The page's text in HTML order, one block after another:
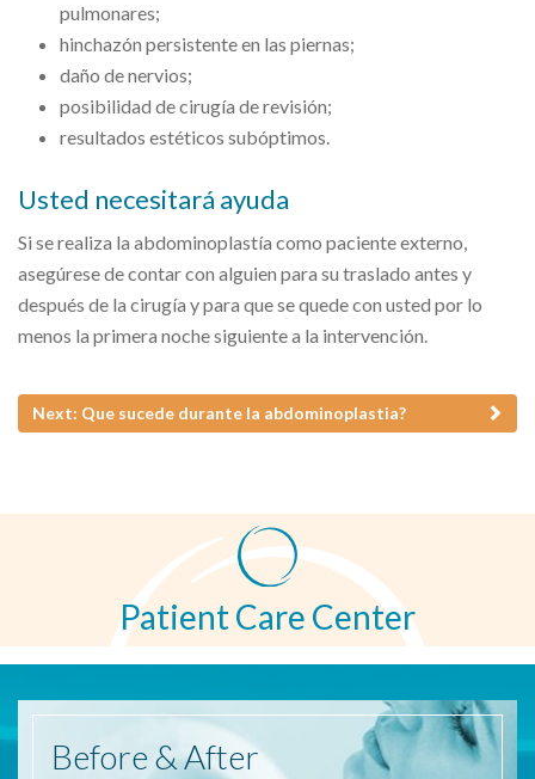
pulmonares;
hinchazón persistente en las piernas;
daño de nervios;
posibilidad de cirugía de revisión;
resultados estéticos subóptimos.
Usted necesitará ayuda
Si se realiza la abdominoplastía como paciente externo,
asegúrese de contar con alguien para su traslado antes y
después de la cirugía y para que se quede con usted por lo
menos la primera noche siguiente a la intervención.
Next: Que sucede durante la abdominoplastia?
Patient Care Center
Before & After